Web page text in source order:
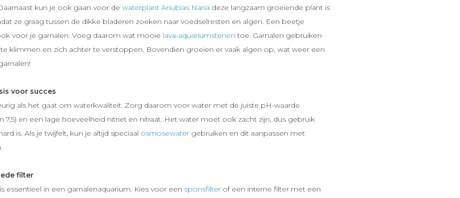
kun je ook gaan voor dewaterplant Anubias Nana deze langzaam groeiende plant is
ze graag tussen de dikke bladeren zoeken naar voedselresten en algen. Een beetje
voor je garnalen. Voeg daarom wat mooie lava-aquariumstenen toe. Garnalen gebruiken
klimmen en zich achter te verstoppen. Bovendien groeien er vaak algen op, wat weer een
voor succes
als het gaat om waterkwaliteit. Zorg daarom voor water met de juiste pH-waarde
7,5) en een lage hoeveelheid nitriet en nitraat. Het water moet ook zacht zijn, dus gebruik
is. Als je twijfelt, kun je altijd speciaal osmosewater gebruiken en dit aanpassen met
filter
essentieel in een garnalenaquarium. Kies voor een sponsfilter of een interne filter met een